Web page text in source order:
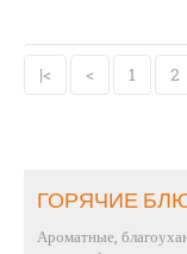
|< < 1 2
ГОРЯЧИЕ
Ароматные,